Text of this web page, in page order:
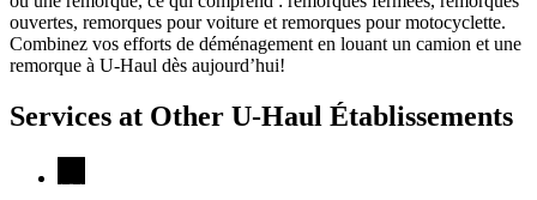
ouvertes, remorques pour voiture et remorques pour motocyclette.
Combinez vos efforts de déménagement en louant un camion et une
remorque à U-Haul dès aujourd’hui!
Services at Other U-Haul Établissements